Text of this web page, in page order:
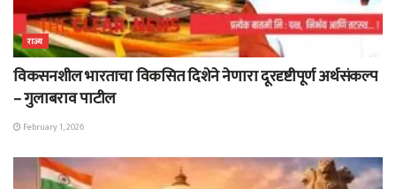
राज्य
विकसनशील भारताचा विकसित दिशेने नेणारा दूरदृष्टीपूर्ण अर्थसंकल्प
– गुलाबराव पाटील
February 1, 2026